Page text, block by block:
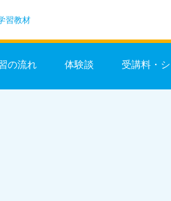
習教材
の流れ 体験談 受講料・